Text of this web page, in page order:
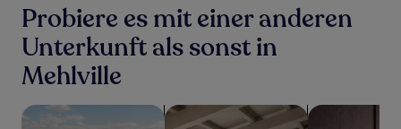
24 Stunden
für
einen
Aufenthalt
mit
1 Übernachtung
von
Probiere es mit einer anderen
Unterkunft als sonst in
Mehlville
Suche nach Unterkünften mit Pool
Suche nach ApartmentsSuche nach